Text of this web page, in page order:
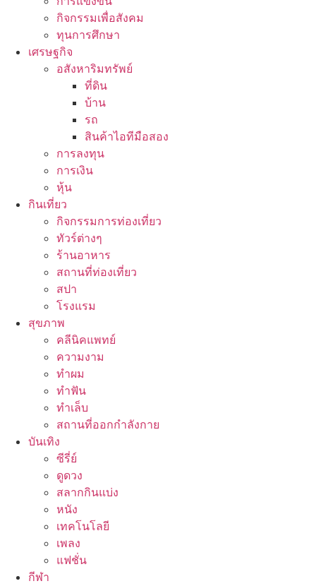
กิจกรรมเพื่อสังคม
ทุนการศึกษา
เศรษฐกิจ
อสังหาริมทรัพย์
ที่ดิน
บ้าน
รถ
สินค้าไอทีมือสอง
การลงทุน
การเงิน
หุ้น
กินเที่ยว
กิจกรรมการท่องเที่ยว
ทัวร์ต่างๆ
ร้านอาหาร
สถานที่ท่องเที่ยว
สปา
โรงแรม
สุขภาพ
คลีนิคแพทย์
ความงาม
ทำผม
ทำฟัน
ทำเล็บ
สถานที่ออกกำลังกาย
บันเทิง
ซีรี่ย์
ดูดวง
สลากกินแบ่ง
หนัง
เทคโนโลยี
เพลง
แฟชั่น
กีฬา